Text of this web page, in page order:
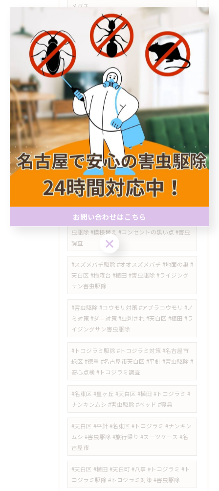
メバチ
#瑞穂区 #中山町 #瑞穂通 #佐渡町 #桜山 #桜山
駅 #瑞穂区スズメバチ #瑞穂区スズメバチ駆除
#中山町スズメバチ #瑞穂通スズメバチ #桜山
スズメバチ #ハチ駆除 #スズメバチ駆除 #瑞穂
区害虫駆除 #ライジングサン害虫駆除
#徳重 #神沢 #野並 #ノミダニ対策 #ダニ駆除 #
害虫対策 #害獣対策 #名古屋市
#瀬戸市 #シバンムシ #シバンムシ駆除 #害虫
駆除 #害虫対策 #名古屋市 #天白区 #ライジン
グサン害虫駆除 #食品害虫 #愛知県
#トコジラミ #ベッドバグ #害虫駆除 #天白区 #
塩釜口 #名古屋市 #ライジングサン害虫駆除 #
持ち込み対策 #図書館 #害虫対策
ジラミ #南京虫 #害虫駆除 #ライジングサン害
虫駆除 #模様替え #コンセントの黒い点 #害虫
調査
#スズメバチ駆除 #オオスズメバチ #地面の巣 #
天白区 #梅森台 #植田 #害虫駆除 #ライジング
サン害虫駆除
#害虫駆除 #コウモリ対策 #アブラコウモリ #ノ
ミ対策 #ダニ対策 #虫刺され #天白区 #植田 #ラ
イジングサン害虫駆除
#トコジラミ駆除 #トコジラミ対策 #名古屋市
緑区 #徳重 #名古屋市天白区 #平針 #害虫駆除 #
安心点検 #トコジラミ調査
#名東区 #星ヶ丘 #天白区 #植田 #トコジラミ #
ナンキンムシ #害虫駆除 #ベッド #寝具
#天白区 #平針 #名東区 #トコジラミ #ナンキン
ムシ #害虫駆除 #旅行帰り #スーツケース #名
古屋市
#天白区 #植田 #天白町 #八事 #トコジラミ #ト
コジラミ駆除 #トコジラミ対策 #害虫駆除
お問い合わせはこちら
お問い合わせはこちら